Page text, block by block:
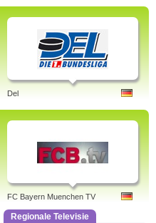
Del
FC Bayern Muenchen TV
Regionale Televisie